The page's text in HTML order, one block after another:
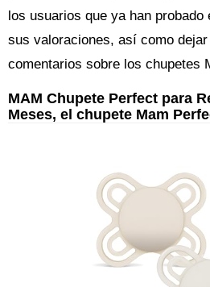
los usuarios que ya han
sus valoraciones, así como
comentarios sobre los chupetes
MAM Chupete Perfect para
Meses, el chupete Mam